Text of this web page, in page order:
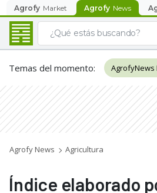
Agrofy Market Agrofy News
Temas del momento: AgrofyNews
Agrofy News Agricultura
Índice elaborado